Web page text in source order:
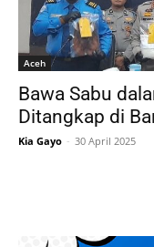
Aceh
Bawa Sabu
Ditangkap di
Kia Gayo - 30 April 2025